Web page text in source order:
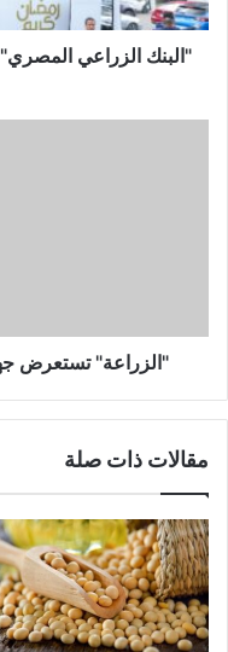
"البنك الزراعي
"الزراعة" تستعرض
مقالات ذات صلة